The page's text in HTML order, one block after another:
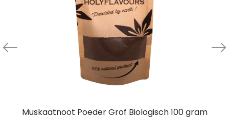
Muskaatnoot Poeder Grof Biologisch 100 gram